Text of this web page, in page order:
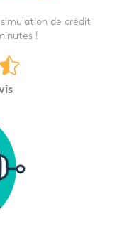
de crédit
!